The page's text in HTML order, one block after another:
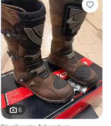
6